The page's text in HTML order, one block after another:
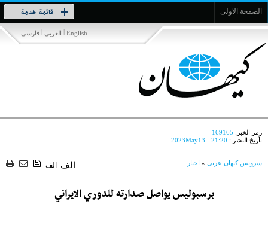
الصفحة الاولى قائمة خدمة
Toggle
navigation
فارسی | العربي | English
رمز الخبر: 169165
تأريخ النشر : 2023May13 - 21:20
سرویس کیهان عربی » اخبار الف الف
برسبوليس يواصل صدارته للدوري الايراني